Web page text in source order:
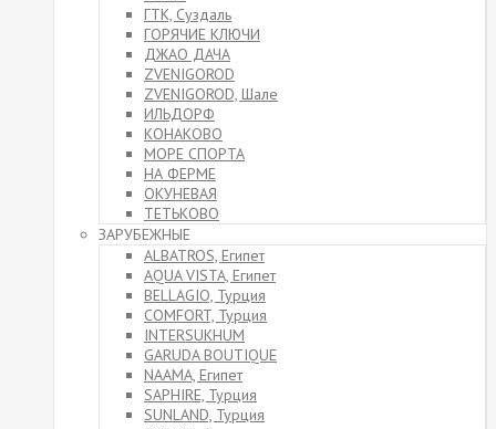
ГТК, Суздаль
ГОРЯЧИЕ КЛЮЧИ
ДЖАО ДАЧА
ZVENIGOROD
ZVENIGOROD, Шале
ИЛЬДОРФ
КОНАКОВО
МОРЕ СПОРТА
НА ФЕРМЕ
ОКУНЕВАЯ
ТЕТЬКОВО
ЗАРУБЕЖНЫЕ
ALBATROS, Египет
AQUA VISTA, Египет
BELLAGIO, Турция
COMFORT, Турция
INTERSUKHUM
GARUDA BOUTIQUE
NAAMA, Египет
SAPHIRE, Турция
SUNLAND, Турция